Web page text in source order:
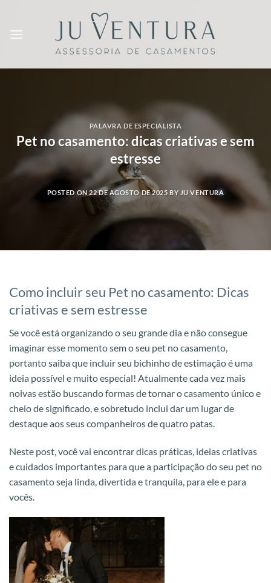
content
PALAVRA DE ESPECIALISTA
Pet no casamento: dicas criativas e sem
estresse
POSTED ON22 DE AGOSTO DE 2025 BY JU VENTURA
Como incluir seu Pet no casamento: Dicas
criativas e sem estresse
Se você está organizando o seu grande dia e não consegue
imaginar esse momento sem o seu pet no casamento,
portanto saiba que incluir seu bichinho de estimação é uma
ideia possível e muito especial! Atualmente cada vez mais
noivas estão buscando formas de tornar o casamento único e
cheio de significado, e sobretudo inclui dar um lugar de
destaque aos seus companheiros de quatro patas.
Neste post, você vai encontrar dicas práticas, ideias criativas
e cuidados importantes para que a participação do seu pet no
casamento seja linda, divertida e tranquila, para ele e para
vocês.